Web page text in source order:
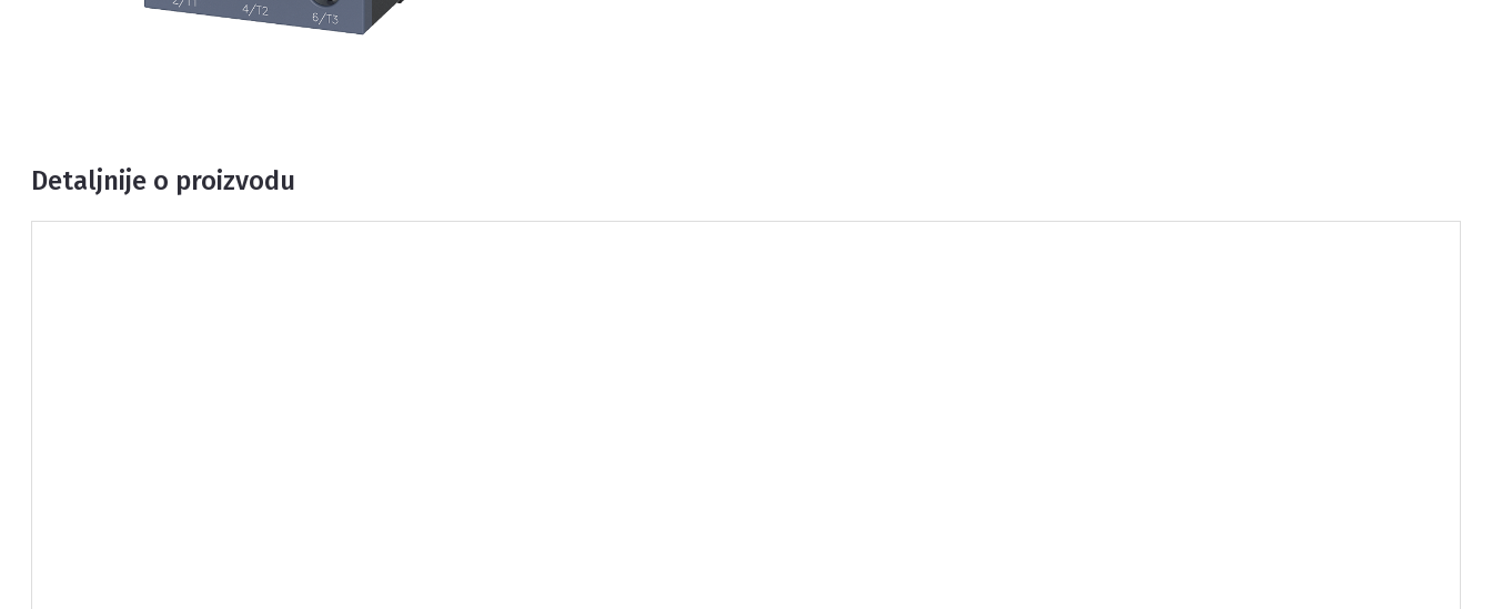
Detaljnije o proizvodu